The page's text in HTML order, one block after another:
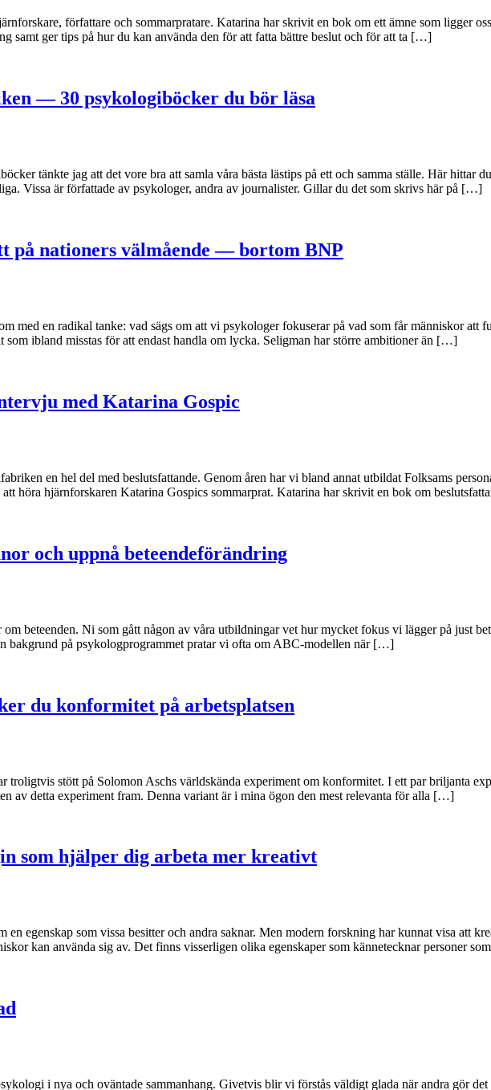
författare och sommarpratare. Katarina har skrivit en bok om ett ämne som ligger
samt ger tips på hur du kan använda den för att fatta bättre beslut och för att ta […]
— 30 psykologiböcker du bör läsa
tänkte jag att det vore bra att samla våra bästa lästips på ett och samma ställe. Här hittar
Vissa är författade av psykologer, andra av journalister. Gillar du det som skrivs här på […]
på nationers välmående — bortom BNP
med en radikal tanke: vad sägs om att vi psykologer fokuserar på vad som får människor att
ibland misstas för att endast handla om lycka. Seligman har större ambitioner än […]
med Katarina Gospic
en hel del med beslutsfattande. Genom åren har vi bland annat utbildat Folksams
höra hjärnforskaren Katarina Gospics sommarprat. Katarina har skrivit en bok om
och uppnå beteendeförändring
beteenden. Ni som gått någon av våra utbildningar vet hur mycket fokus vi lägger på just
bakgrund på psykologprogrammet pratar vi ofta om ABC-modellen när […]
du konformitet på arbetsplatsen
troligtvis stött på Solomon Aschs världskända experiment om konformitet. I ett par briljanta
av detta experiment fram. Denna variant är i mina ögon den mest relevanta för alla […]
som hjälper dig arbeta mer kreativt
en egenskap som vissa besitter och andra saknar. Men modern forskning har kunnat visa att
kan använda sig av. Det finns visserligen olika egenskaper som kännetecknar personer
i nya och oväntade sammanhang. Givetvis blir vi förstås väldigt glada när andra gör